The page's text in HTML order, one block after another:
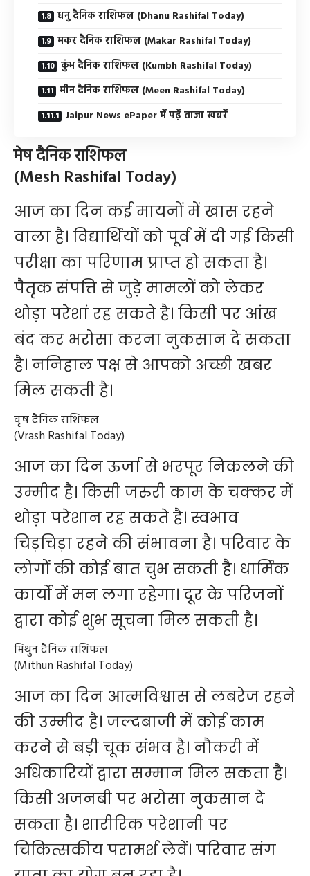
धनु दैनिक राशिफल (Dhanu Rashifal Today)
मकर दैनिक राशिफल (Makar Rashifal Today)
कुंभ दैनिक राशिफल (Kumbh Rashifal Today)
मीन दैनिक राशिफल (Meen Rashifal Today)
Jaipur News ePaper में पढ़ें ताजा खबरें
मेष दैनिक राशिफल
(Mesh Rashifal Today)
आज का दिन कई मायनों में खास रहने
वाला है। विद्यार्थियों को पूर्व में दी गई किसी
परीक्षा का परिणाम प्राप्त हो सकता है।
पैतृक संपत्ति से जुड़े मामलों को लेकर
थोड़ा परेशां रह सकते है। किसी पर आंख
बंद कर भरोसा करना नुकसान दे सकता
है। ननिहाल पक्ष से आपको अच्छी खबर
मिल सकती है।
वृष दैनिक राशिफल
(Vrash Rashifal Today)
आज का दिन ऊर्जा से भरपूर निकलने की
उम्मीद है। किसी जरुरी काम के चक्कर में
थोड़ा परेशान रह सकते है। स्वभाव
चिड़चिड़ा रहने की संभावना है। परिवार के
लोगों की कोई बात चुभ सकती है। धार्मिक
कार्यों में मन लगा रहेगा। दूर के परिजनों
द्वारा कोई शुभ सूचना मिल सकती है।
मिथुन दैनिक राशिफल
(Mithun Rashifal Today)
आज का दिन आत्मविश्वास से लबरेज रहने
की उम्मीद है। जल्दबाजी में कोई काम
करने से बड़ी चूक संभव है। नौकरी में
अधिकारियों द्वारा सम्मान मिल सकता है।
किसी अजनबी पर भरोसा नुकसान दे
सकता है। शारीरिक परेशानी पर
चिकित्सकीय परामर्श लेवें। परिवार संग